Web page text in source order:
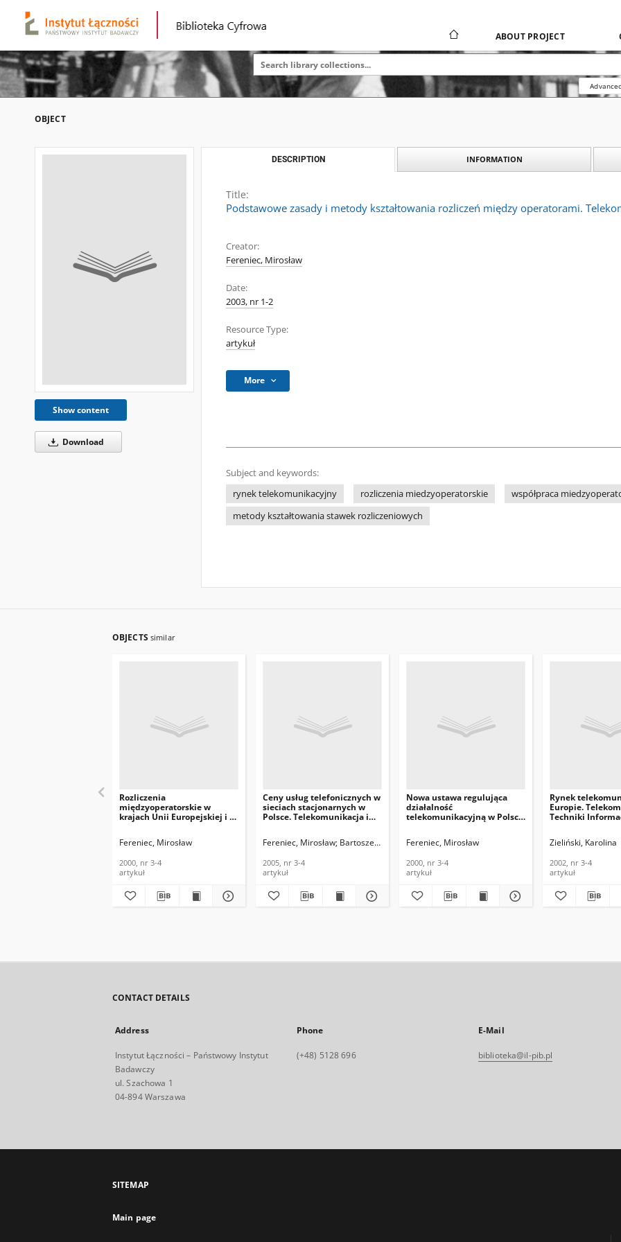
ABOUT PROJECT
OBJECT
Show content
Download
DESCRIPTION INFORMATION
Title:
Podstawowe zasady i metody kształtowania rozliczeń między operatorami.
Creator:
Fereniec, Mirosław
Date:
2003, nr 1-2
Resource Type:
artykuł
More
Subject and keywords:
rynek telekomunikacyjny
rozliczenia miedzyoperatorskie współpraca
metody kształtowania stawek rozliczeniowych
OBJECTS similar
Rozliczenia
międzyoperatorskie w
krajach Unii Europejskiej i w
nr 3-4
Fereniec, Mirosław
2000, nr 3-4
artykuł
Ceny usług telefonicznych w
sieciach stacjonarnych w
Polsce. Telekomunikacja i
Fereniec, Mirosław Bartoszewska, Barbara
2005, nr 3-4
artykuł
Nowa ustawa regulująca
działalność
telekomunikacyjną w Polsce
Telekomunikacja i Techniki
Fereniec, Mirosław
2000, nr 3-4
artykuł
Rynek
Europie.
Techniki
Zieliński, Karolina
2002, nr 3-4
artykuł
CONTACT DETAILS
Address
Instytut Łączności – Państwowy Instytut
Badawczy
ul. Szachowa 1
04-894 Warszawa
Phone
(+48) 5128 696
E-Mail
biblioteka@il-pib.pl
SITEMAP
Main page